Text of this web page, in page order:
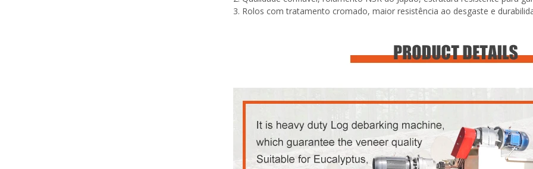
3. Rolos com tratamento cromado, maior resistência ao desgaste e